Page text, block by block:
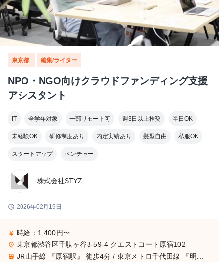
東京都 編集/ライター
NPO・NGO向けクラウドファンディング支援
アシスタント
IT 全学年対象 一部リモート可 週3日以上推奨 半日OK
未経験OK 研修制度あり 内定実績あり 髪型自由 私服OK
スタートアップ ベンチャー
株式会社STYZ
schedule 2026年02月19日
currency_yen 時給：1,400円〜
place 東京都渋谷区千駄ヶ谷3-59-4 クエストコート原宿102
train JR山手線 『原宿駅』 徒歩4分 / 東京メトロ千代田線 『明治神宮前駅』 徒歩6分 / 東京メトロ副都心線 『北参道駅』 徒歩6分